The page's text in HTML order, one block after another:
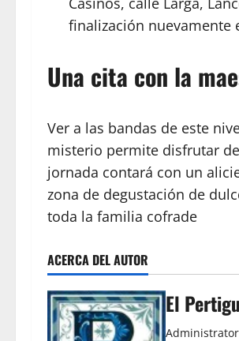
finalización nuevamente
Una cita con la
Ver a las bandas de este
misterio permite disfrutar
jornada contará con un
zona de degustación de
toda la familia cofrade
ACERCA DEL AUTOR
El
Administrator